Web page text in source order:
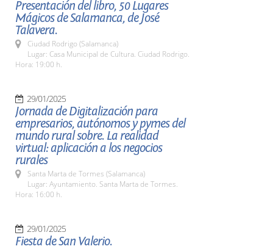
Presentación del libro, 50 Lugares
Mágicos de Salamanca, de José
Talavera.
Ciudad Rodrigo (Salamanca)
Lugar: Casa Municipal de Cultura. Ciudad Rodrigo.
Hora: 19:00 h.
29/01/2025
Jornada de Digitalización para
empresarios, autónomos y pymes del
mundo rural sobre. La realidad
virtual: aplicación a los negocios
rurales
Santa Marta de Tormes (Salamanca)
Lugar: Ayuntamiento. Santa Marta de Tormes.
Hora: 16:00 h.
29/01/2025
Fiesta de San Valerio.